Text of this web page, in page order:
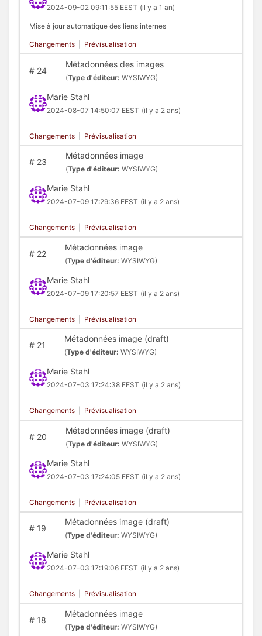
2024-09-02 09:11:55 EEST (il y a 1 an)
Mise à jour automatique des liens internes
Changements Prévisualisation
#24
Métadonnées des images
(Type d'éditeur: WYSIWYG)
Marie Stahl
2024-08-07 14:50:07 EEST (il y a 2 ans)
Changements Prévisualisation
#23
Métadonnées image
(Type d'éditeur: WYSIWYG)
Marie Stahl
2024-07-09 17:29:36 EEST (il y a 2 ans)
Changements Prévisualisation
#22
Métadonnées image
(Type d'éditeur: WYSIWYG)
Marie Stahl
2024-07-09 17:20:57 EEST (il y a 2 ans)
Changements Prévisualisation
#21
Métadonnées image (draft)
(Type d'éditeur: WYSIWYG)
Marie Stahl
2024-07-03 17:24:38 EEST (il y a 2 ans)
Changements Prévisualisation
#20
Métadonnées image (draft)
(Type d'éditeur: WYSIWYG)
Marie Stahl
2024-07-03 17:24:05 EEST (il y a 2 ans)
Changements Prévisualisation
#19
Métadonnées image (draft)
(Type d'éditeur: WYSIWYG)
Marie Stahl
2024-07-03 17:19:06 EEST (il y a 2 ans)
Changements Prévisualisation
#18
Métadonnées image
(Type d'éditeur: WYSIWYG)